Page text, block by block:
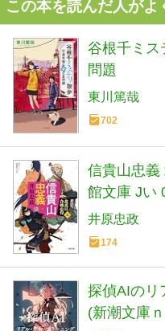
この本を読んだ人がよ
谷根千ミス
問題
東川篤哉
702
信貴山忠義
館文庫 Jい
井原忠政
174
探偵AIのリ
(新潮文庫